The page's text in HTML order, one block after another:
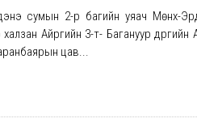
сумын 2-р багийн уяач Мөнх-
Айргийн 3-т- Багануур
цав...